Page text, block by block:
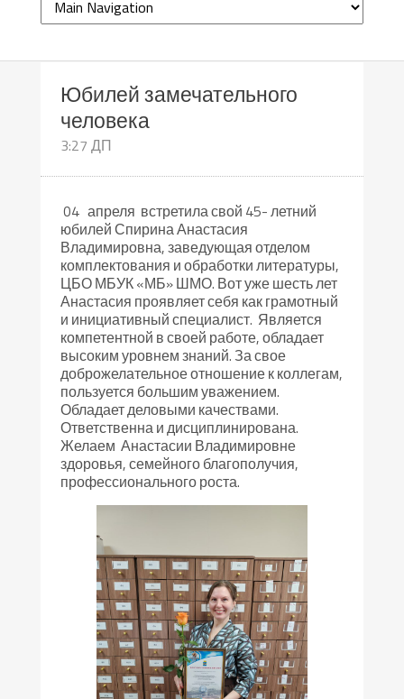
Юбилей замечательного
человека
3:27 ДП
04 апреля встретила свой 45- летний
юбилей Спирина Анастасия
Владимировна, заведующая отделом
комплектования и обработки литературы,
ЦБО МБУК «МБ» ШМО. Вот уже шесть лет
Анастасия проявляет себя как грамотный
и инициативный специалист. Является
компетентной в своей работе, обладает
высоким уровнем знаний. За свое
доброжелательное отношение к коллегам,
пользуется большим уважением.
Обладает деловыми качествами.
Ответственна и дисциплинирована.
Желаем Анастасии Владимировне
здоровья, семейного благополучия,
профессионального роста.